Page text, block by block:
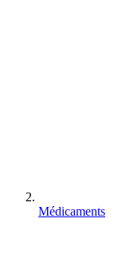
Médicaments